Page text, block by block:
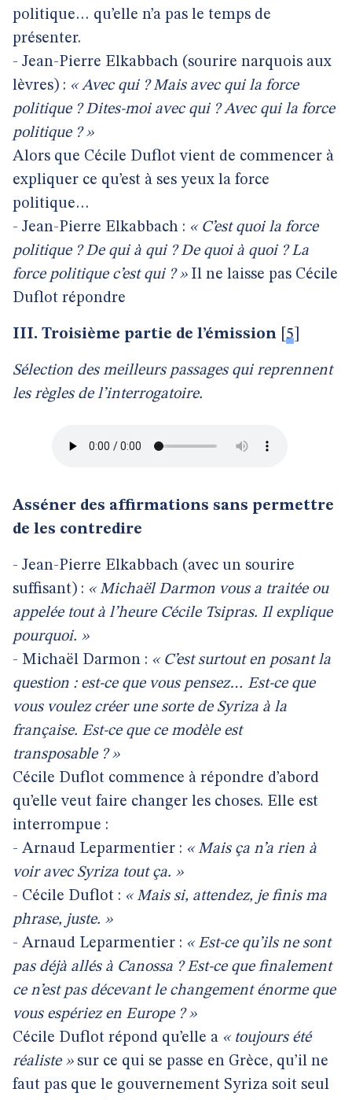
politique… qu’elle n’a pas le temps de
présenter.
- Jean-Pierre Elkabbach (sourire narquois aux
lèvres) : « Avec qui ? Mais avec qui la force
politique ? Dites-moi avec qui ? Avec qui la force
politique ? »
Alors que Cécile Duflot vient de commencer à
expliquer ce qu’est à ses yeux la force
politique…
- Jean-Pierre Elkabbach : « C’est quoi la force
politique ? De qui à qui ? De quoi à quoi ? La
force politique c’est qui ? » Il ne laisse pas Cécile
Duflot répondre
III. Troisième partie de l’émission 5
Sélection des meilleurs passages qui reprennent
les règles de l’interrogatoire.
Asséner des affirmations sans permettre
de les contredire
- Jean-Pierre Elkabbach (avec un sourire
suffisant) : « Michaël Darmon vous a traitée ou
appelée tout à l’heure Cécile Tsipras. Il explique
pourquoi. »
- Michaël Darmon : « C’est surtout en posant la
question : est-ce que vous pensez… Est-ce que
vous voulez créer une sorte de Syriza à la
française. Est-ce que ce modèle est
transposable ? »
Cécile Duflot commence à répondre d’abord
qu’elle veut faire changer les choses. Elle est
interrompue :
- Arnaud Leparmentier : « Mais ça n’a rien à
voir avec Syriza tout ça. »
- Cécile Duflot : « Mais si, attendez, je finis ma
phrase, juste. »
- Arnaud Leparmentier : « Est-ce qu’ils ne sont
pas déjà allés à Canossa ? Est-ce que finalement
ce n’est pas décevant le changement énorme que
vous espériez en Europe ? »
Cécile Duflot répond qu’elle a « toujours été
réaliste »sur ce qui se passe en Grèce, qu’il ne
faut pas que le gouvernement Syriza soit seul